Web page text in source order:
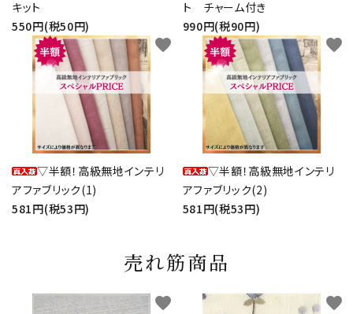
キット
550円(税50円)
ト チャーム付き
990円(税90円)
▽半額！高級無地インテリ
アファブリック(1)
581円(税53円)
favorite
▽半額！高級無地インテリ
アファブリック(2)
581円(税53円)
favorite
売れ筋商品
favorite favorite